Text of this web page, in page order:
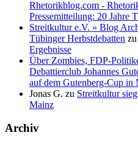
Rhetorikblog.com -
Pressemitteilung: 20 Jahre
Streitkultur e.V. » Blog
Tübinger Herbstdebatten zu
Ergebnisse
Über Zombies, FDP-
Debattierclub Johannes
auf dem Gutenberg-Cup in
Jonas G. zu Streitkultur
Mainz
Archiv